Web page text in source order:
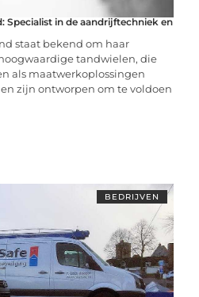
Specialist in de aandrijftechniek en
staat bekend om haar
tandwielen, die
als maatwerkoplossingen
zijn ontworpen om te voldoen
BEDRIJVEN